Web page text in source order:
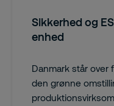
Sikkerhed og
enhed
Danmark står over
den grønne